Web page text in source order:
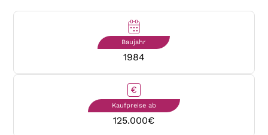
Baujahr
1984
Kaufpreise ab
125.000€